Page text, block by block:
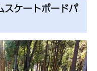
スケートボードパ